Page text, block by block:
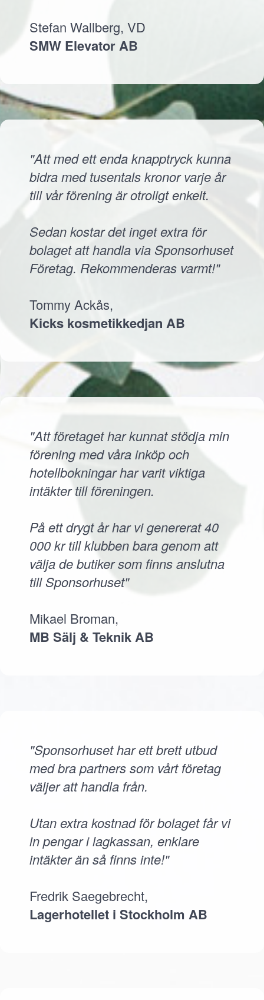
Stefan Wallberg, VD
SMW Elevator AB
"Att med ett enda knapptryck kunna
bidra med tusentals kronor varje år
till vår förening är otroligt enkelt.
Sedan kostar det inget extra för
bolaget att handla via Sponsorhuset
Företag. Rekommenderas varmt!"
Tommy Ackås,
Kicks kosmetikkedjan AB
"Att företaget har kunnat stödja min
förening med våra inköp och
hotellbokningar har varit viktiga
intäkter till föreningen.
På ett drygt år har vi genererat 40
000 kr till klubben bara genom att
välja de butiker som finns anslutna
till Sponsorhuset"
Mikael Broman,
MB Sälj & Teknik AB
"Sponsorhuset har ett brett utbud
med bra partners som vårt företag
väljer att handla från.
Utan extra kostnad för bolaget får vi
in pengar i lagkassan, enklare
intäkter än så finns inte!"
Fredrik Saegebrecht,
Lagerhotellet i Stockholm AB